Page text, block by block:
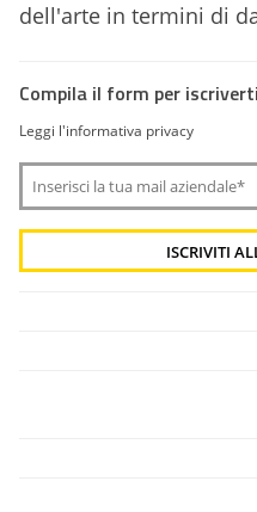
dell'arte in termini di
Compila il form per
Leggi l'informativa privacy